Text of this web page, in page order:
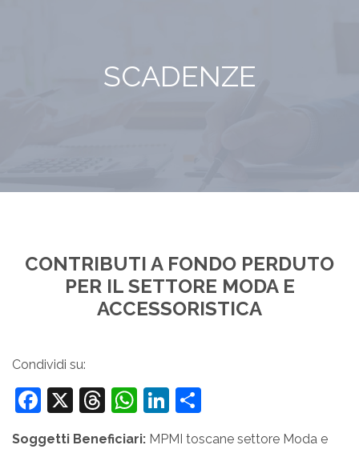
SCADENZE
CONTRIBUTI A FONDO PERDUTO
PER IL SETTORE MODA E
ACCESSORISTICA
Condividi su:
Facebook
X Threads
WhatsApp
LinkedIn
Soggetti Beneficiari: MPMI toscane settore Moda e